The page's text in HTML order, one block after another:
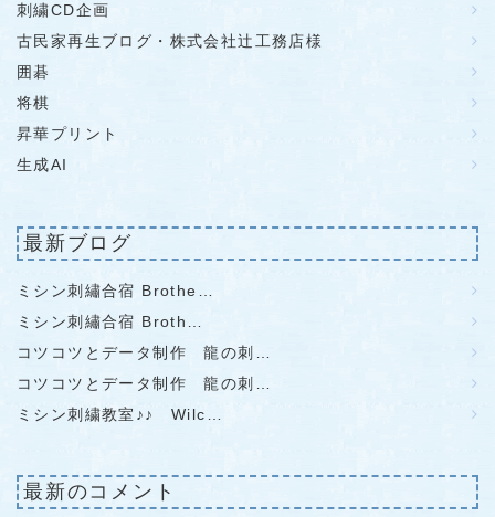
刺繍CD企画
古民家再生ブログ・株式会社辻工務店様
囲碁
将棋
昇華プリント
生成AI
最新ブログ
ミシン刺繡合宿 Brothe…
ミシン刺繡合宿 Broth…
コツコツとデータ制作 龍の刺…
コツコツとデータ制作 龍の刺…
ミシン刺繍教室♪♪ Wilc…
最新のコメント